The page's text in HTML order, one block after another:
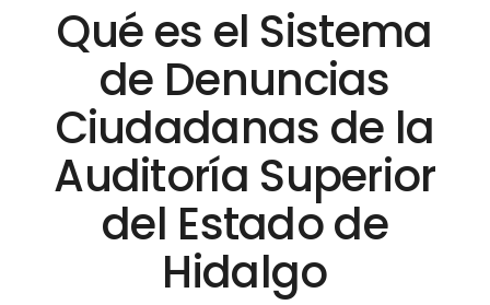
Qué es el Sistema
de Denuncias
Ciudadanas de la
Auditoría Superior
del Estado de
Hidalgo